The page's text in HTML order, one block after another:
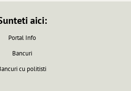
aici:
Portal Info
Bancuri
cu politisti